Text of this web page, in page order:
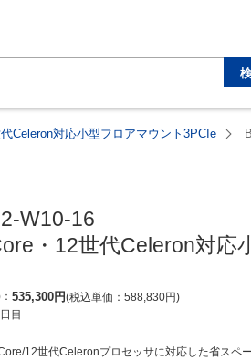
Celeron対応小型フロアマウント3PCIe
W10-16
・12世代Celeron対応
535,300円 税込単価 588,830円
目
12世代Celeronプロセッサに対応した省スペ